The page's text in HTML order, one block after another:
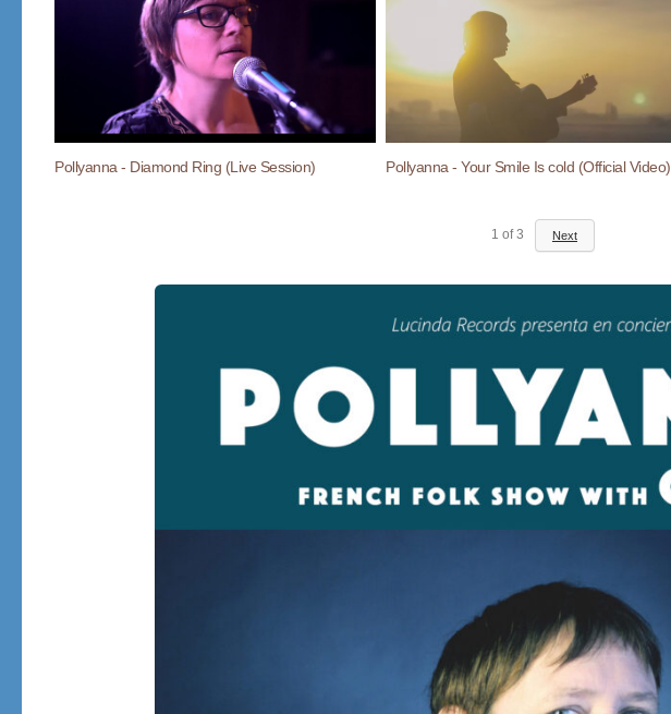
Pollyanna - Diamond Ring (Live Session) Pollyanna - Your Smile Is cold (Official Video)
1 of 3 Next